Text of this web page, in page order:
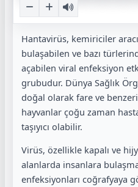
Hantavirüs, kemiriciler
bulaşabilen ve bazı
açabilen viral enfeksiyon
grubudur. Dünya Sağlık
doğal olarak fare ve
hayvanlar çoğu zaman
taşıyıcı olabilir.
Virüs, özellikle kapalı ve
alanlarda insanlara
enfeksiyonları coğrafyaya